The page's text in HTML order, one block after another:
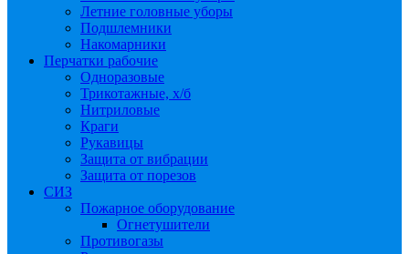
Летние головные уборы
Подшлемники
Накомарники
Перчатки рабочие
Одноразовые
Трикотажные, х/б
Нитриловые
Краги
Рукавицы
Защита от вибрации
Защита от порезов
СИЗ
Пожарное оборудование
Огнетушители
Противогазы